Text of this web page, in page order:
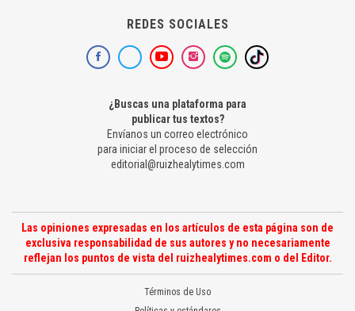
REDES SOCIALES
¿Buscas una plataforma para
publicar tus textos?
Envíanos un correo electrónico
para iniciar el proceso de selección
editorial@ruizhealytimes.com
Las opiniones expresadas en los artículos de esta página son de
exclusiva responsabilidad de sus autores y no necesariamente
reflejan los puntos de vista del ruizhealytimes.com o del Editor.
Términos de Uso